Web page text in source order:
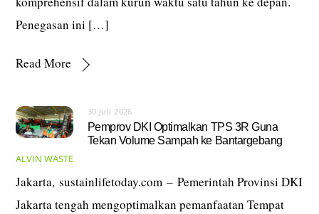
Penegasan ini […]
Read More
30 Juli 2026
Pemprov DKI Optimalkan TPS 3R Guna
Tekan Volume Sampah ke Bantargebang
ALVIN WASTE
Jakarta, sustainlifetoday.com – Pemerintah Provinsi DKI
Jakarta tengah mengoptimalkan pemanfaatan Tempat